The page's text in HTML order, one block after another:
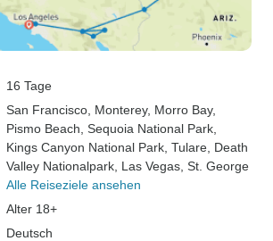
16 Tage
San Francisco , Monterey, Morro Bay,
Pismo Beach , Sequoia National Park
Kings Canyon National Park , Tulare , Death
Valley Nationalpark , Las Vegas , St. George
Alle Reiseziele ansehen
Alter 18+
Deutsch